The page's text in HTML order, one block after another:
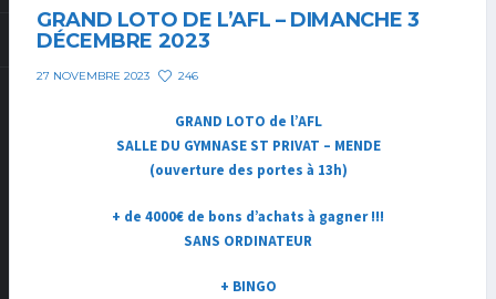
GRAND LOTO DE L’AFL – DIMANCHE 3
DÉCEMBRE 2023
27 NOVEMBRE 2023 246
GRAND LOTO de l’AFL
SALLE DU GYMNASE ST PRIVAT – MENDE
(ouverture des portes à 13h)
+ de 4000€ de bons d’achats à gagner !!!
SANS ORDINATEUR
+ BINGO